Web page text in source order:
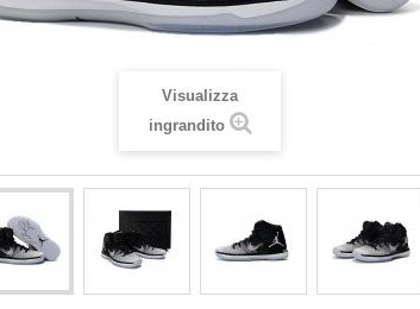
Visualizza
ingrandito